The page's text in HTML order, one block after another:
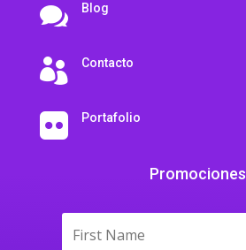
 Blog
 Contacto
 Portafolio
Promociones